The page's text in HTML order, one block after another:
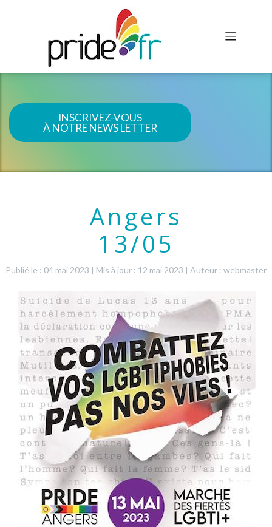
INSCRIVEZ-VOUS
À NOTRE NEWS LETTER
Angers
13/05
Publié le : 04 mai 2023 | Mis à jour : 12 mai 2023 | Auteur : webmaster